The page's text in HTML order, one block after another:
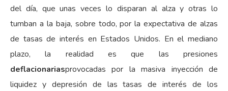
del día, que unas veces lo disparan al alza y otras lo
tumban a la baja, sobre todo, por la expectativa de alzas
de tasas de interés en Estados Unidos. En el mediano
plazo, la realidad es que las presiones
deflacionariasprovocadas por la masiva inyección de
liquidez y depresión de las tasas de interés de los